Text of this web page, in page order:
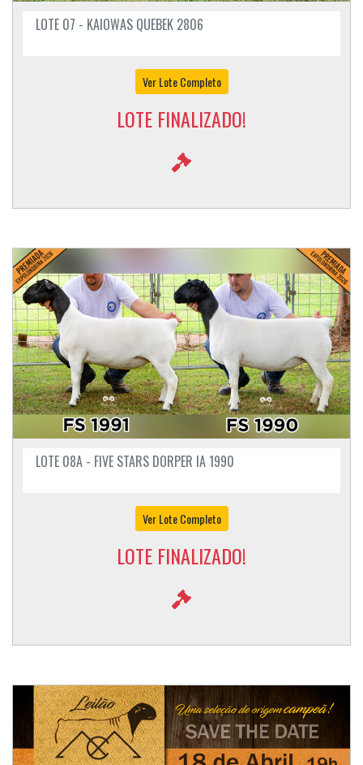
LOTE 07 - KAIOWAS QUEBEK 2806
Ver Lote Completo
LOTE FINALIZADO!
LOTE 08A - FIVE STARS DORPER IA 1990
Ver Lote Completo
LOTE FINALIZADO!